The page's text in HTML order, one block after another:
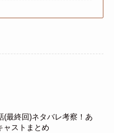
(最終回)ネタバレ考察！あ
ャストまとめ